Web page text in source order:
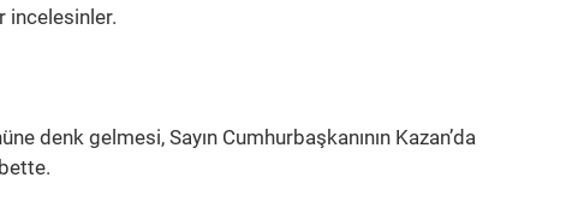
incelesinler.
denk gelmesi, Sayın Cumhurbaşkanının Kazan’da